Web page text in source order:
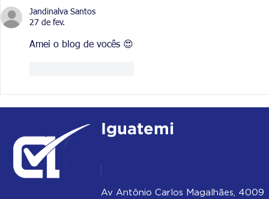
Jandinalva Santos
27 de fev.
Amei o blog de vocês 😍
Iguatemi
Av Antônio Carlos Magalhães, 4009